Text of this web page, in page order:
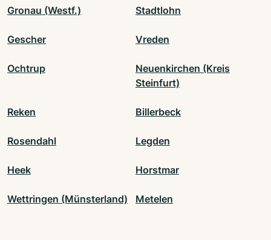
Gronau (Westf.) Stadtlohn
Gescher Vreden
Ochtrup
Neuenkirchen (Kreis
Steinfurt)
Reken Billerbeck
Rosendahl Legden
Heek Horstmar
Wettringen (Münsterland) Metelen